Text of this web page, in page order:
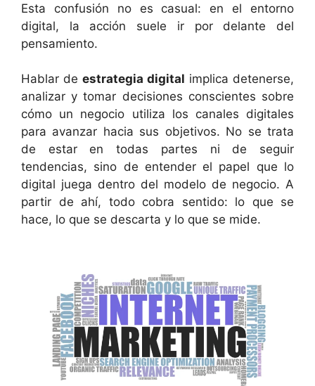
Esta confusión no es casual: en el entorno
digital, la acción suele ir por delante del
pensamiento.
Hablar de estrategia digital implica detenerse,
analizar y tomar decisiones conscientes sobre
cómo un negocio utiliza los canales digitales
para avanzar hacia sus objetivos. No se trata
de estar en todas partes ni de seguir
tendencias, sino de entender el papel que lo
digital juega dentro del modelo de negocio. A
partir de ahí, todo cobra sentido: lo que se
hace, lo que se descarta y lo que se mide.